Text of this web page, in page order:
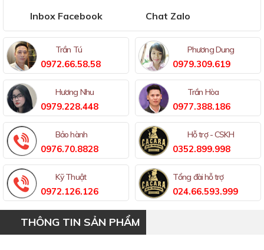
Inbox Facebook Chat Zalo
Trần Tú
0972.66.58.58
Phương Dung
0979.309.619
Hương Nhu
0979.228.448
Trần Hòa
0977.388.186
Bảo hành
0976.70.8828
Hỗ trợ - CSKH
0352.899.998
Kỹ Thuật
0972.126.126
Tổng đài hỗ trợ
024.66.593.999
THÔNG TIN SẢN PHẨM